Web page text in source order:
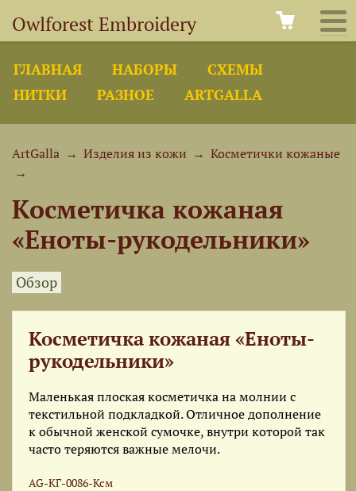
Owlforest Embroidery
ГЛАВНАЯ НАБОРЫ
СХЕМЫ
НИТКИ
РАЗНОЕ ARTGALLA
ArtGalla → Изделия из кожи → Косметички кожаные
→
Косметичка кожаная
«Еноты-рукодельники»
Обзор
Косметичка кожаная «Еноты-
рукодельники»
Маленькая плоская косметичка на молнии с
текстильной подкладкой. Отличное дополнение
к обычной женской сумочке, внутри которой так
часто теряются важные мелочи.
AG-КГ-0086-Ксм